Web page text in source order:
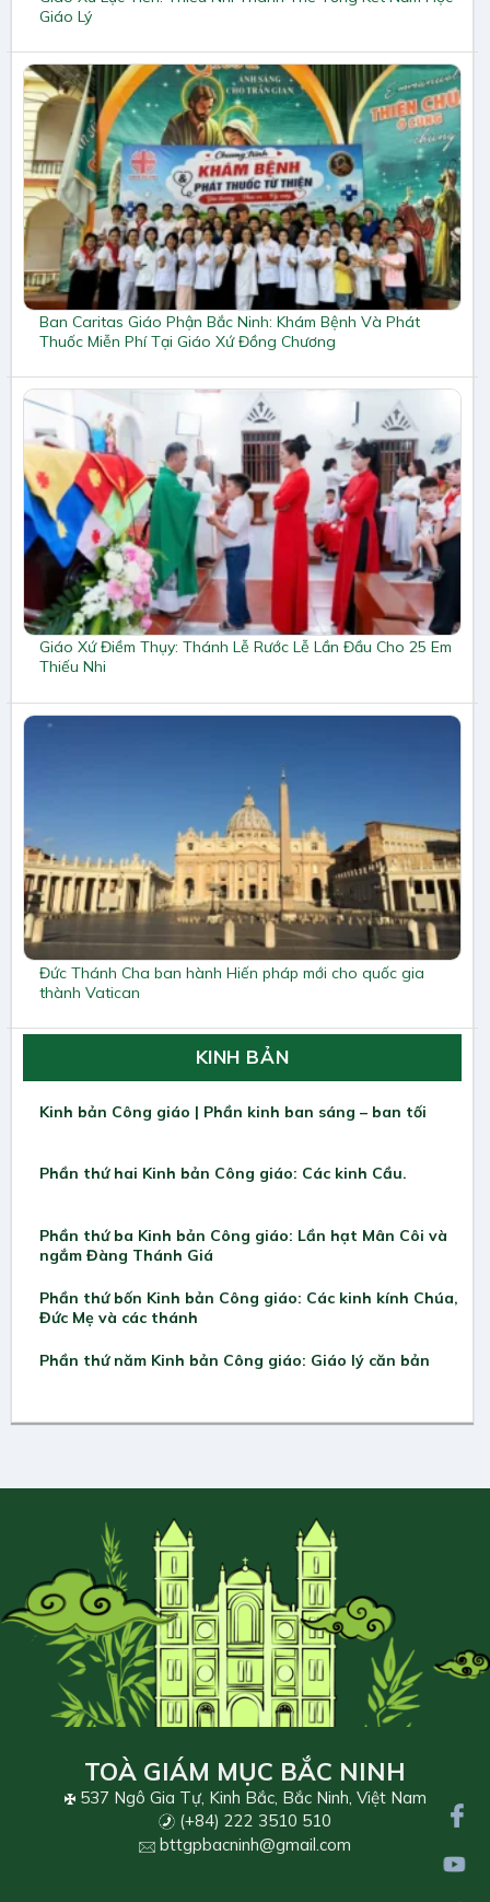
Giáo Lý
Ban Caritas Giáo Phận Bắc Ninh: Khám Bệnh Và Phát
Thuốc Miễn Phí Tại Giáo Xứ Đồng Chương
Giáo Xứ Điềm Thụy: Thánh Lễ Rước Lễ Lần Đầu Cho 25 Em
Thiếu Nhi
Đức Thánh Cha ban hành Hiến pháp mới cho quốc gia
thành Vatican
KINH BẢN
Kinh bản Công giáo | Phần kinh ban sáng – ban tối
Phần thứ hai Kinh bản Công giáo: Các kinh Cầu.
Phần thứ ba Kinh bản Công giáo: Lần hạt Mân Côi và
ngắm Đàng Thánh Giá
Phần thứ bốn Kinh bản Công giáo: Các kinh kính Chúa,
Đức Mẹ và các thánh
Phần thứ năm Kinh bản Công giáo: Giáo lý căn bản
TOÀ GIÁM MỤC BẮC NINH
537 Ngô Gia Tự, Kinh Bắc, Bắc Ninh, Việt Nam
(+84) 222 3510 510
bttgpbacninh@gmail.com